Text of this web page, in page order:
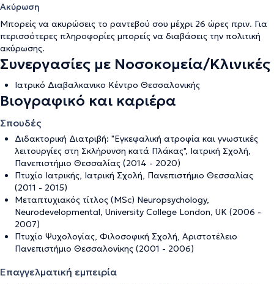
Ακύρωση
Μπορείς να ακυρώσεις το ραντεβού σου μέχρι 26 ώρες πριν. Για
περισσότερες πληροφορίες μπορείς να διαβάσεις την πολιτική
ακύρωσης.
Συνεργασίες με Νοσοκομεία/Κλινικές
Ιατρικό Διαβαλκανικο Κέντρο Θεσσαλονικής
Βιογραφικό και καριέρα
Σπουδές
Διδακτορική Διατριβή: "Εγκεφαλική ατροφία και γνωστικές
λειτουργίες στη Σκλήρυνση κατά Πλάκας", Ιατρική Σχολή,
Πανεπιστήμιο Θεσσαλίας (2014 - 2020)
Πτυχίο Ιατρικής, Ιατρική Σχολή, Πανεπιστήμιο Θεσσαλίας
(2011 - 2015)
Μεταπτυχιακός τίτλος (MSc) Neuropsychology,
Neurodevelopmental, University College London, UK (2006 -
2007)
Πτυχίο Ψυχολογίας, Φιλοσοφική Σχολή, Αριστοτέλειο
Πανεπιστήμιο Θεσσαλονίκης (2001 - 2006)
Επαγγελματική εμπειρία